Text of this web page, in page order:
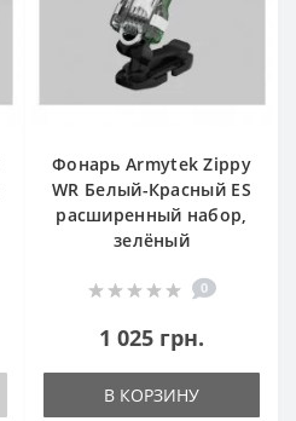
Фонарь Armytek Zippy
WR Белый-Красный ES
расширенный набор,
зелёный
0
1 025 грн.
В КОРЗИНУ